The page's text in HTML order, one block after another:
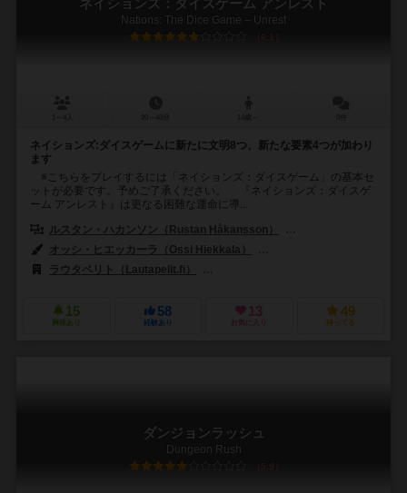
ネイションズ：ダイスゲーム アンレスト
Nations: The Dice Game – Unrest
6.1
ネイションズ:ダイスゲームに新たに文明8つ、新たな要素4つが加わり
ます
※こちらをプレイするには「ネイションズ：ダイスゲーム」の基本セ
ットが必要です。予めご了承ください。 『ネイションズ：ダイスゲ
ーム アンレスト』は更なる困難な運命に導...
ルスタン・ハカンソン（Rustan Håkansson）
オッシ・ヒエッカーラ（Ossi Hiekkala）
ラウタペリト（Lautapelit.fi）
15
興味あり
58
経験あり
13
お気に入り
49
持ってる
ダンジョンラッシュ
Dungeon Rush
5.9